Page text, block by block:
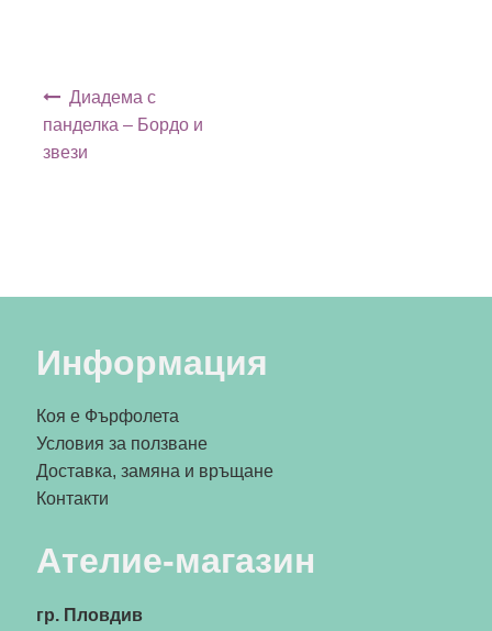
Диадема с
панделка – Бордо и
звези
Информация
Коя е Фърфолета
Условия за ползване
Доставка, замяна и връщане
Контакти
Ателие-магазин
гр. Пловдив